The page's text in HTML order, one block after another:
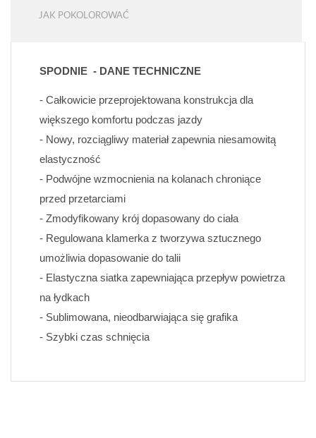
JAK POKOLOROWAĆ
SPODNIE  - DANE TECHNICZNE
- Całkowicie przeprojektowana konstrukcja dla
większego komfortu podczas jazdy
- Nowy, rozciągliwy materiał zapewnia niesamowitą
elastyczność
- Podwójne wzmocnienia na kolanach chroniące
przed przetarciami
- Zmodyfikowany krój dopasowany do ciała
- Regulowana klamerka z tworzywa sztucznego
umożliwia dopasowanie do talii
- Elastyczna siatka zapewniająca przepływ powietrza
na łydkach
- Sublimowana, nieodbarwiająca się grafika
- Szybki czas schnięcia